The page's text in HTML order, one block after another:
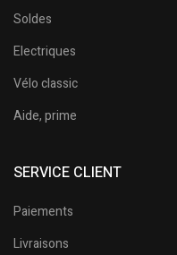
Soldes
Electriques
Vélo classic
Aide, prime
SERVICE CLIENT
Paiements
Livraisons